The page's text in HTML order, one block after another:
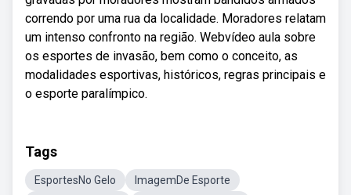
correndo por uma rua da localidade. Moradores relatam
um intenso confronto na região. Webvídeo aula sobre
os esportes de invasão, bem como o conceito, as
modalidades esportivas, históricos, regras principais e
o esporte paralímpico.
Tags
EsportesNo Gelo
ImagemDe Esporte